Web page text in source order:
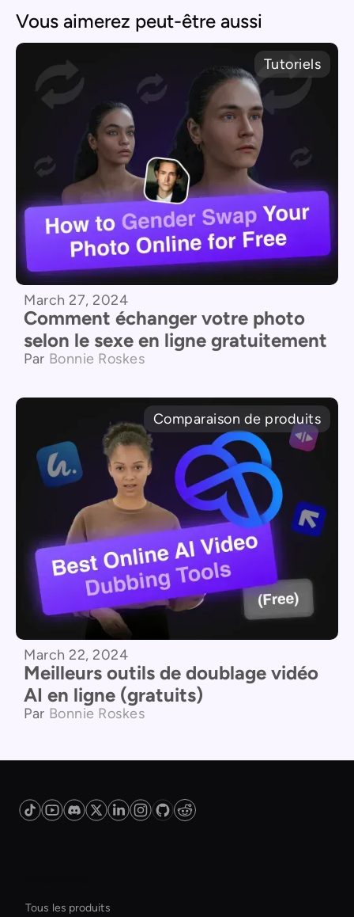
Vous aimerez peut-être aussi
Tutoriels
March 27, 2024
Comment échanger votre photo
selon le sexe en ligne gratuitement
Par Bonnie Roskes
Comparaison de produits
March 22, 2024
Meilleurs outils de doublage vidéo
AI en ligne (gratuits)
Par Bonnie Roskes
Tous les produits